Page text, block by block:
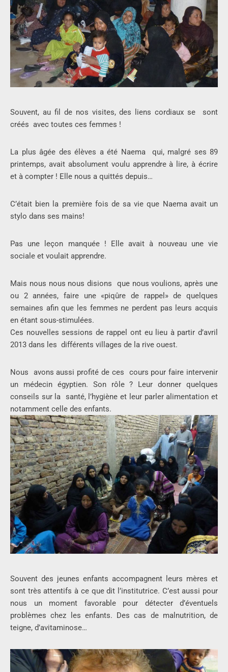
Souvent, au fil de nos visites, des liens cordiaux se sont
créés avec toutes ces femmes !
La plus âgée des élèves a été Naema qui, malgré ses 89
printemps, avait absolument voulu apprendre à lire, à écrire
et à compter ! Elle nous a quittés depuis…
C’était bien la première fois de sa vie que Naema avait un
stylo dans ses mains!
Pas une leçon manquée ! Elle avait à nouveau une vie
sociale et voulait apprendre.
Mais nous nous nous disions que nous voulions, après une
ou 2 années, faire une «piqûre de rappel» de quelques
semaines afin que les femmes ne perdent pas leurs acquis
en étant sous-stimulées.
Ces nouvelles sessions de rappel ont eu lieu à partir d’avril
2013 dans les différents villages de la rive ouest.
Nous avons aussi profité de ces cours pour faire intervenir
un médecin égyptien. Son rôle ? Leur donner quelques
conseils sur la santé, l’hygiène et leur parler alimentation et
notamment celle des enfants.
Souvent des jeunes enfants accompagnent leurs mères et
sont très attentifs à ce que dit l’institutrice. C’est aussi pour
nous un moment favorable pour détecter d’éventuels
problèmes chez les enfants. Des cas de malnutrition, de
teigne, d’avitaminose…